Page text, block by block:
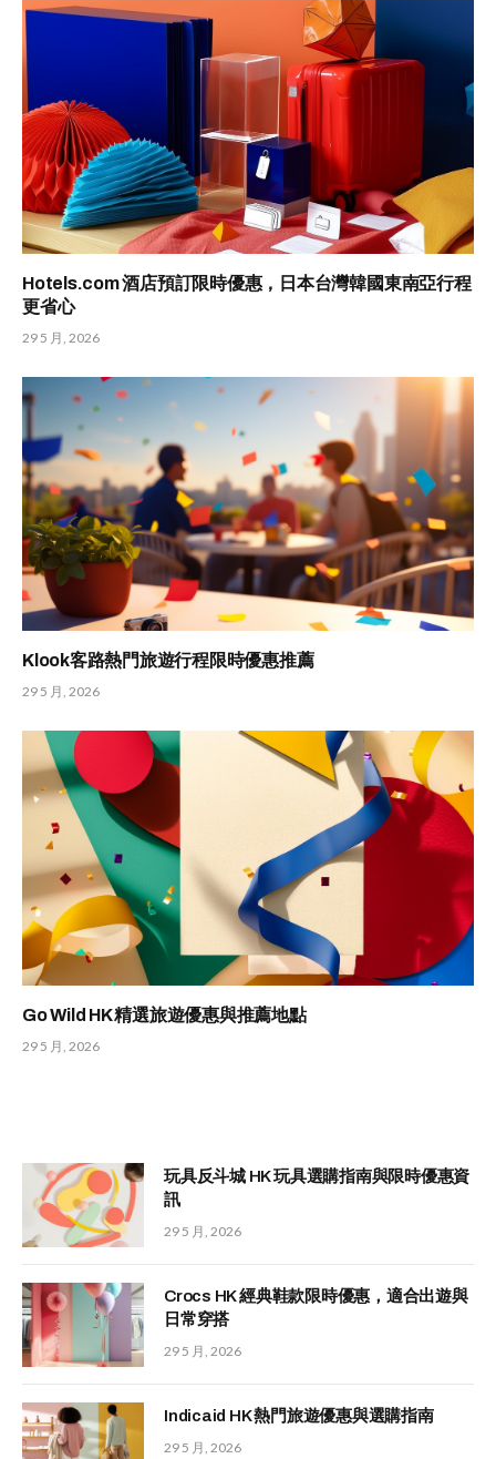
Hotels.com 酒店預訂限時優惠，日本台灣韓國東南亞行程
更省心
29 5 月, 2026
Klook客路熱門旅遊行程限時優惠推薦
29 5 月, 2026
Go Wild HK 精選旅遊優惠與推薦地點
29 5 月, 2026
玩具反斗城 HK 玩具選購指南與限時優惠資
訊
29 5 月, 2026
Crocs HK 經典鞋款限時優惠，適合出遊與
日常穿搭
29 5 月, 2026
Indicaid HK 熱門旅遊優惠與選購指南
29 5 月, 2026